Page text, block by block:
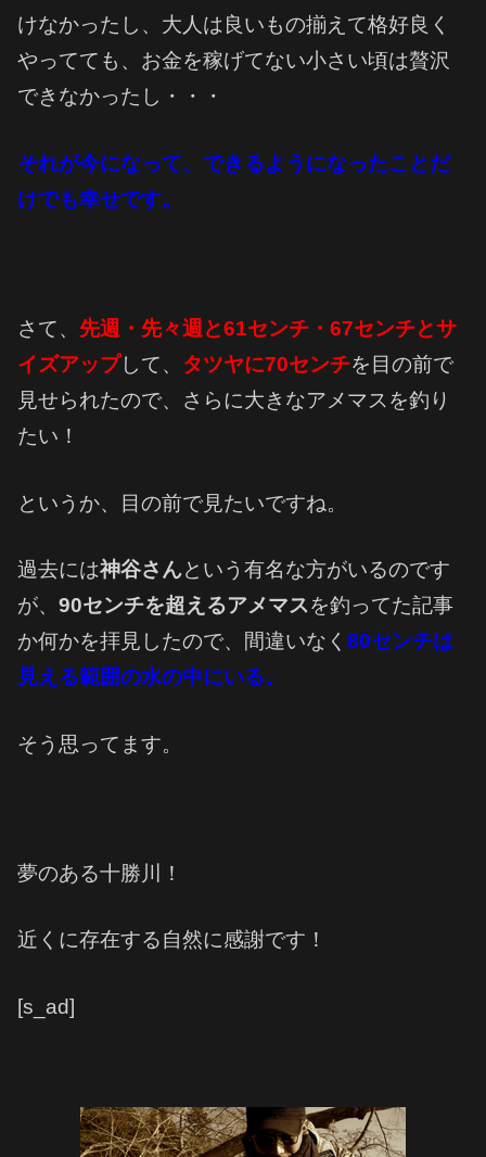
けなかったし、大人は良いもの揃えて格好良く
やってても、お金を稼げてない小さい頃は贅沢
できなかったし・・・
それが今になって、できるようになったことだ
けでも幸せです。
さて、 先週・先々週と61センチ・67センチとサ
イズアップして、 タツヤに70センチを目の前で
見せられたので、さらに大きなアメマスを釣り
たい！
というか、目の前で見たいですね。
過去には神谷さんという有名な方がいるのです
が、 90センチを超えるアメマスを釣ってた記事
か何かを拝見したので、間違いなく 80センチは
見える範囲の水の中にいる。
そう思ってます。
夢のある十勝川！
近くに存在する自然に感謝です！
[s_ad]